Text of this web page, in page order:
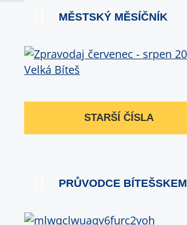
MĚSTSKÝ MĚSÍČNÍK
STARŠÍ ČÍSLA
PRŮVODCE BÍTEŠSKEM